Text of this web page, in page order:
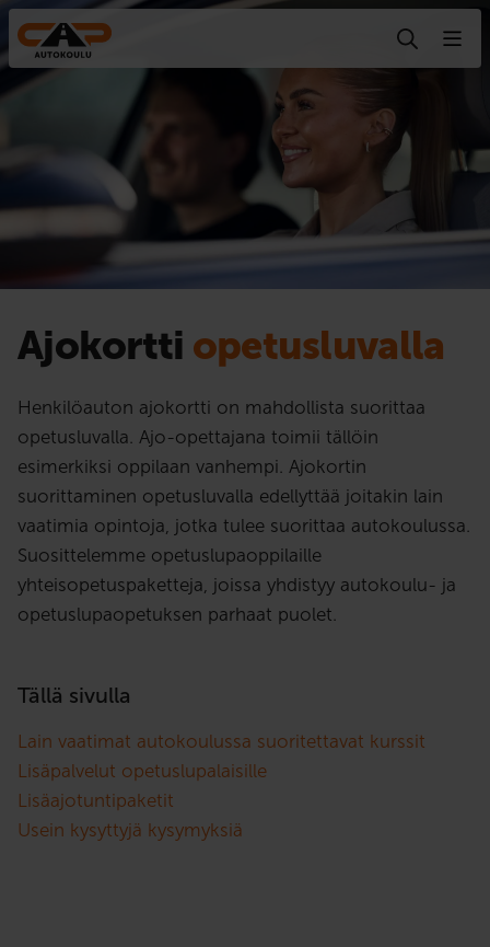
Hyppää sisältöön
Ajokortti opetusluvalla
Henkilöauton ajokortti on mahdollista suorittaa
opetusluvalla. Ajo-opettajana toimii tällöin
esimerkiksi oppilaan vanhempi. Ajokortin
suorittaminen opetusluvalla edellyttää joitakin lain
vaatimia opintoja, jotka tulee suorittaa autokoulussa.
Suosittelemme opetuslupaoppilaille
yhteisopetuspaketteja, joissa yhdistyy autokoulu- ja
opetuslupaopetuksen parhaat puolet.
Tällä sivulla
Lain vaatimat autokoulussa suoritettavat kurssit
Lisäpalvelut opetuslupalaisille
Lisäajotuntipaketit
Usein kysyttyjä kysymyksiä